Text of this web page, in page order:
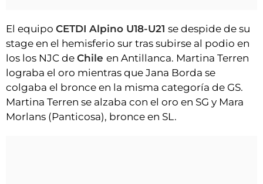
ESQUELAS
CLUB DEL AMIGO MILITANTE
INICIAR SESIÓN
El equipo CETDI Alpino U18-U21 se despide de su
stage en el hemisferio sur tras subirse al podio en
los los NJC de Chile en Antillanca. Martina Terren
lograba el oro mientras que Jana Borda se
colgaba el bronce en la misma categoría de GS.
Martina Terren se alzaba con el oro en SG y Mara
Morlans (Panticosa), bronce en SL.